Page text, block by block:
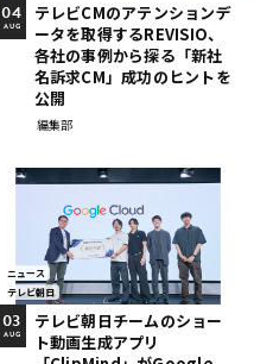
テレビCMのアテンションデ
ータを取得するREVISIO、
各社の事例から探る「新社
名訴求CM」成功のヒントを
公開
編集部
04
AUG
ニュース
テレビ朝日
テレビ朝日チームのショー
ト動画生成アプリ
03
AUG